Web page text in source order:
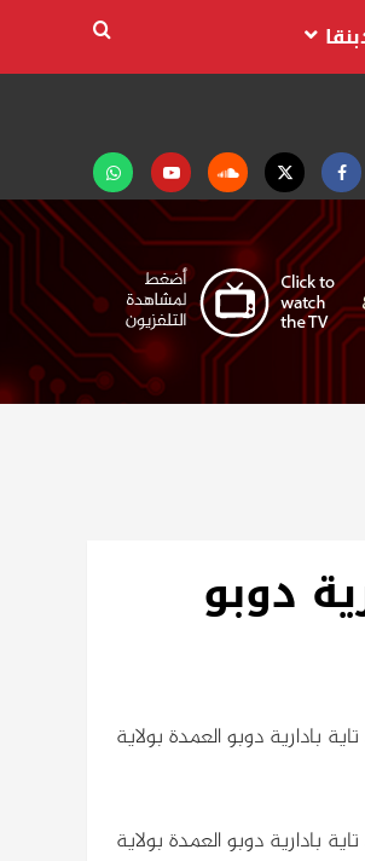
Facebook
Twitter
Soundcloud
Youtubeتابعنا
على
واتساب
دوبو
بادارية دوبو العمدة بولاية
بادارية دوبو العمدة بولاية